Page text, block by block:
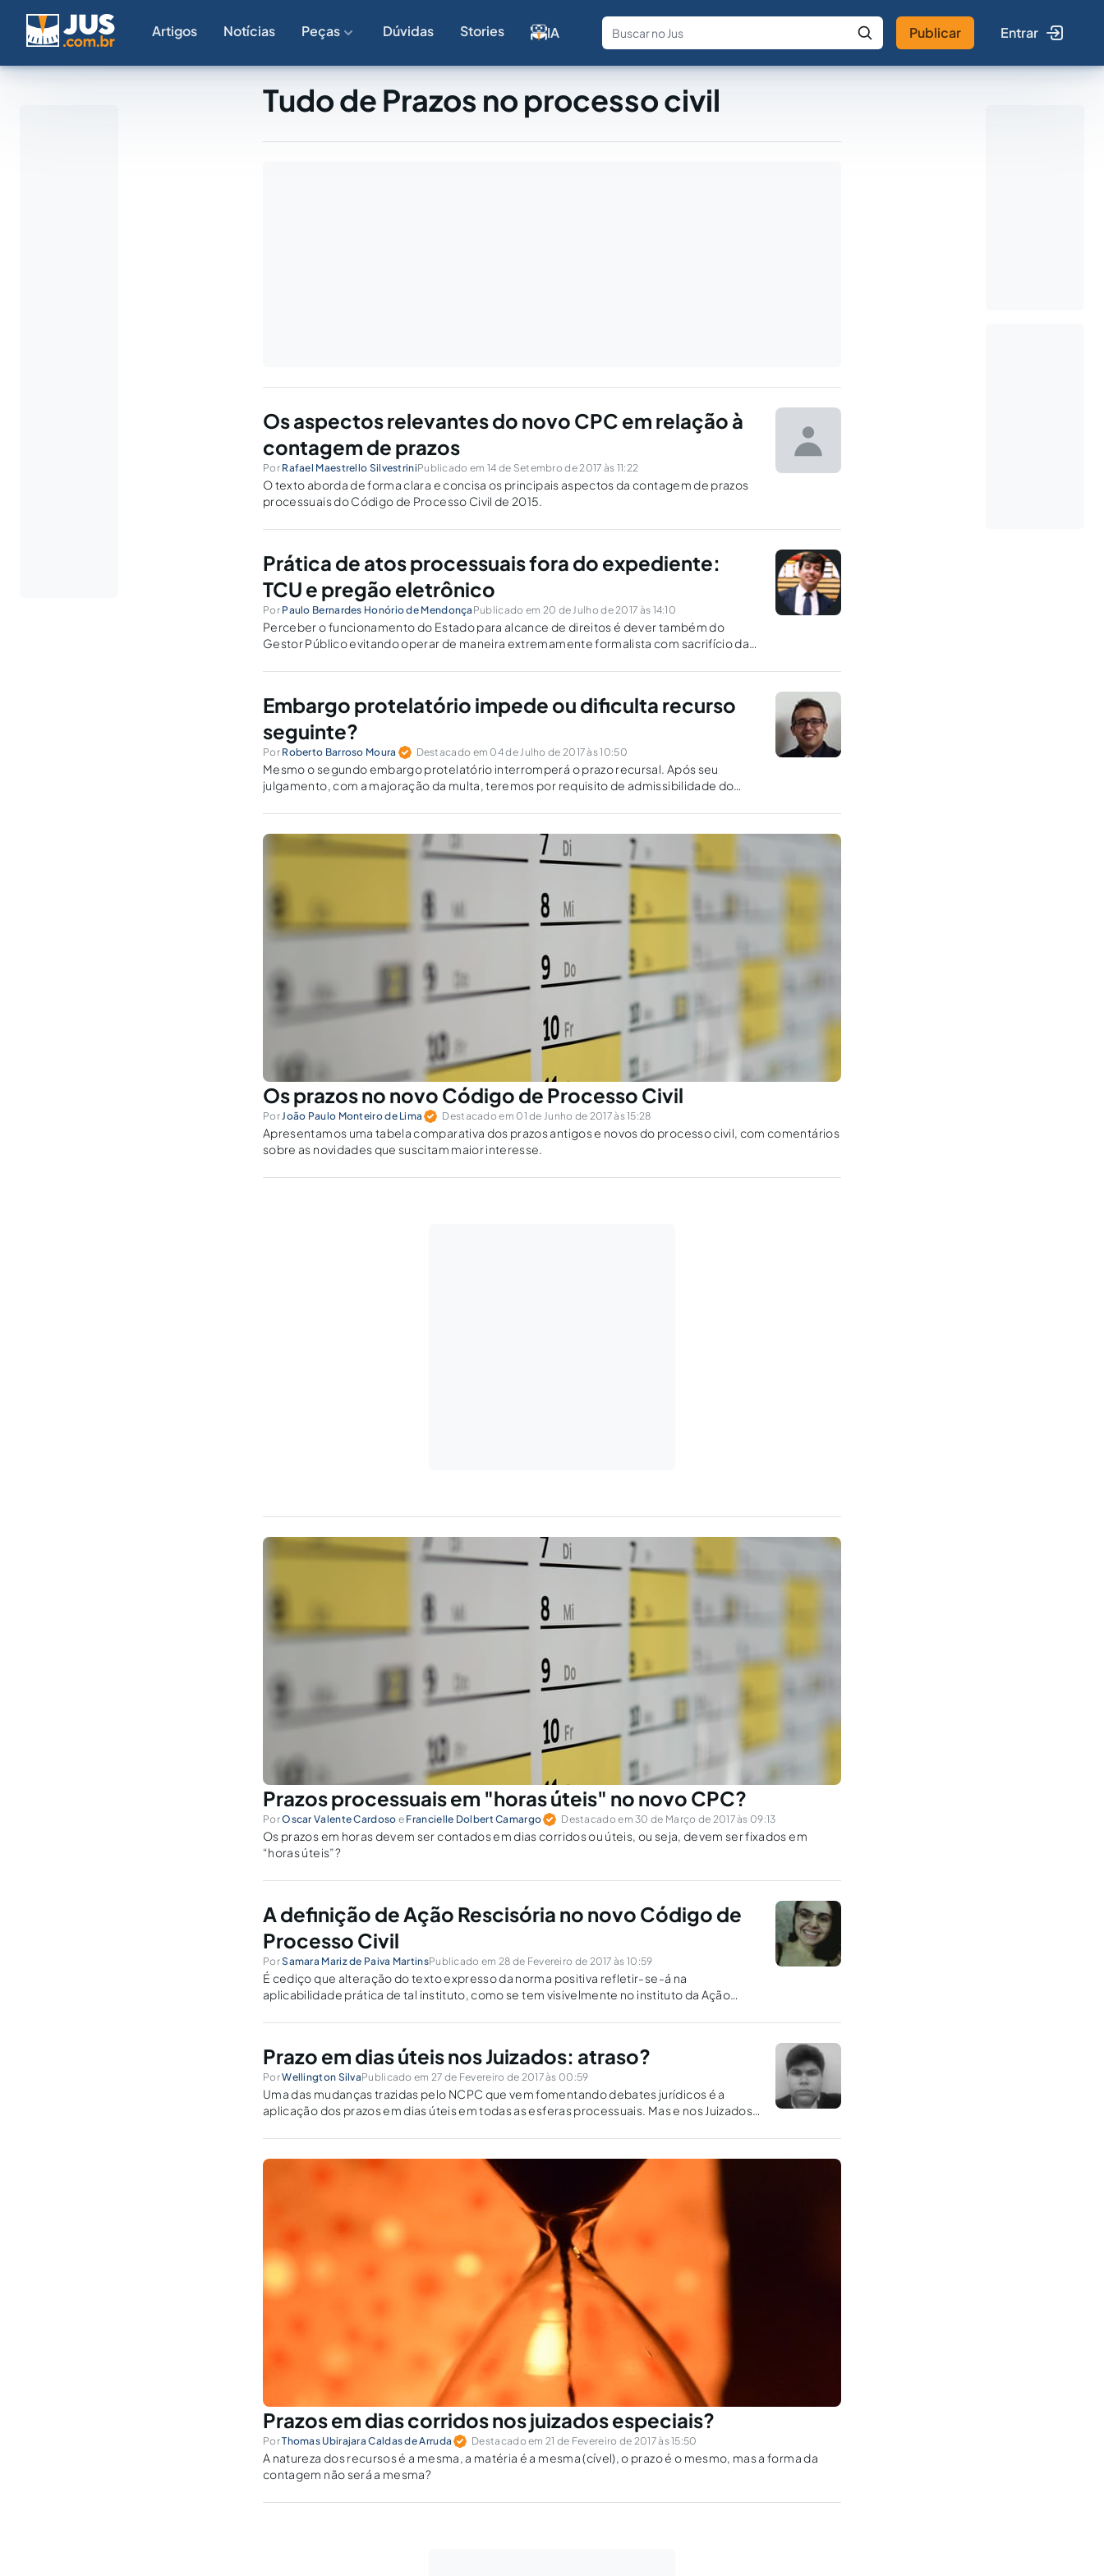
Artigos Notícias Peças Dúvidas Stories IA
Fale com a IA Buscar no Jus
Publicar Entrar
Tudo de Prazos no processo civil
Os aspectos relevantes do novo CPC em relação à
contagem de prazos
Por Rafael Maestrello SilvestriniPublicado em 14 de Setembro de 2017 às 11:22
O texto aborda de forma clara e concisa os principais aspectos da contagem de prazos
processuais do Código de Processo Civil de 2015.
Prática de atos processuais fora do expediente:
TCU e pregão eletrônico
Por Paulo Bernardes Honório de Mendonça Publicado em 20 de Julho de 2017 às 14:10
Perceber o funcionamento do Estado para alcance de direitos é dever também do
Gestor Público evitando operar de maneira extremamente formalista com sacrifício da
expediente
Embargo protelatório impede ou dificulta recurso
seguinte?
Por Roberto Barroso Moura Destacado em 04 de Julho de 2017 às 10:50
Mesmo o segundo embargo protelatório interromperá o prazo recursal. Após seu
julgamento, com a majoração da multa, teremos por requisito de admissibilidade do
Os prazos no novo Código de Processo Civil
PorJoão Paulo Monteiro de Lima Destacado em 01 de Junho de 2017 às 15:28
Apresentamos uma tabela comparativa dos prazos antigos e novos do processo civil, com comentários
sobre as novidades que suscitam maior interesse.
Prazos processuais em "horas úteis" no novo CPC?
PorOscar Valente Cardoso e Francielle Dolbert Camargo Destacado em 30 de Março de 2017 às 09:13
Os prazos em horas devem ser contados em dias corridos ou úteis, ou seja, devem ser fixados em
“horas úteis”?
A definição de Ação Rescisória no novo Código de
Processo Civil
PorSamara Mariz de Paiva MartinsPublicado em 28 de Fevereiro de 2017 às 10:59
É cediço que alteração do texto expresso da norma positiva refletir-se-á na
aplicabilidade prática de tal instituto, como se tem visivelmente no instituto da Ação
Prazo em dias úteis nos Juizados: atraso?
PorWellington SilvaPublicado em 27 de Fevereiro de 2017 às 00:59
Uma das mudanças trazidas pelo NCPC que vem fomentando debates jurídicos é a
aplicação dos prazos em dias úteis em todas as esferas processuais. Mas e nos Juizados
Prazos em dias corridos nos juizados especiais?
PorThomas Ubirajara Caldas de Arruda Destacado em 21 de Fevereiro de 2017 às 15:50
A natureza dos recursos é a mesma, a matéria é a mesma (cível), o prazo é o mesmo, mas a forma da
contagem não será a mesma?